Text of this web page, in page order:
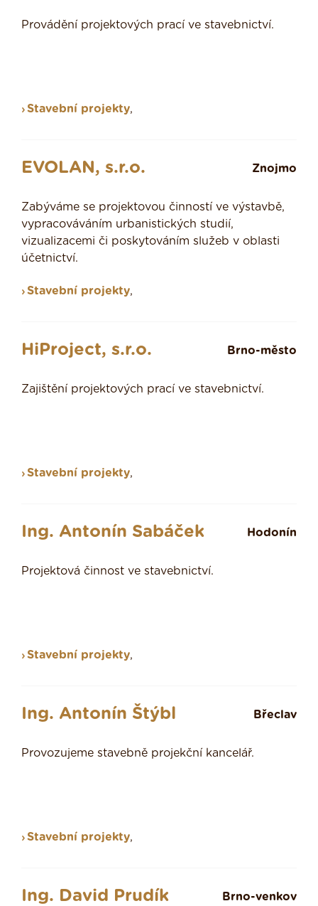
Provádění projektových prací ve stavebnictví.
Stavební projekty,
EVOLAN, s.r.o. Znojmo
Zabýváme se projektovou činností ve výstavbě,
vypracováváním urbanistických studií,
vizualizacemi či poskytováním služeb v oblasti
účetnictví.
Stavební projekty,
HiProject, s.r.o. Brno-město
Zajištění projektových prací ve stavebnictví.
Stavební projekty,
Ing. Antonín Sabáček Hodonín
Projektová činnost ve stavebnictví.
Stavební projekty,
Ing. Antonín Štýbl Břeclav
Provozujeme stavebně projekční kancelář.
Stavební projekty,
Ing. David Prudík Brno-venkov